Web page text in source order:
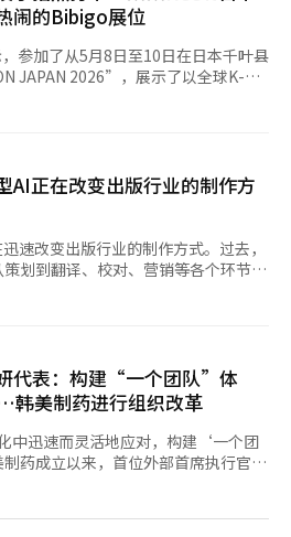
持续扩大。
了榉树和蕨类植物，展现了森林的深
喷洒的‘UFB冷却雾系统’，让人感
空间策划
尔森林散步时，自然地参观这个空
空间”，“拍照点很多，氛围很时
车的家庭在内，各个年龄层的游客都
然接触宰品牌的活动”，“专注于在
创造一个可以长时间停留的空间。”
1日至12日，‘伊丽莎白森林’的访客
后，该空间将捐赠给首尔市，尽管快
间。 距离首尔森林步行
室内体验空间‘哈乌斯·宰’正在运
战略整治区1地块的宣传馆进行重新品
’。在这里可以详细查看2031年计
型模型图。接下来的‘设施区’被布
部分的‘单元区’则可以间接体验到
放窗结构实现的全景视图技术，目前
香器的感官演绎也引人注目。与教保
空中酒吧派对、儿童区和育儿服务、
到3184亿韩元，创下历史季度最高纪
战2》销售额的贡献以及今年2月发
得PC游戏销售额同比增长210%，环
有游戏中表现最好的作品。《天堂
亿韩元，发布90天的累计销售额为
此，坚信每个季度的销售和营业利润
三个月后，月活跃用户、日活跃用户
持稳定，尤其是新服务器“巴拉卡
变化也值得关
不仅吸引了原有的中年用户，还吸引
现象在长期服务方面是积极的，表
整体《天堂》IP的用户基础和销售额
代表表示：“我们计划通过6月发布
，重新吸引回归用户。”全球发布定
节，进行全面营销。 NC表示，
标显示出比其他服务更好的表现。然
机MMORPG的竞争激烈，韩国和台湾
验证。当地化质量、收费结构和在线
闹的Bibigo展位
参加了从5月8日至10日在日本千叶县
JAPAN 2026”，展示了以全球K-食
组合“Zero
注。 在Bibigo美食车区
和米醋的套餐菜单。美食车前排起了
将日本视为K-食
正在加强当地的市场攻势。去年9
韩元，在日本千叶县木更津市建成
品行业首次在日本建立生产设施。
饺子饺子”在上市首月的3月创
迅速进入了6000多家主要零售渠道。
，包括永旺、唐吉诃德、好市多等。
通过此次KCON现场，我们感受到了
，未来将通过多样的营销活动，进
食品品牌的地位。”※ 本报道经人工
AI正在改变出版行业的制作方
速改变出版行业的制作方式。过去，
划到翻译、校对、营销等各个环节，
和协作结构的重组，行业的变化正在
程正在迅速变化。AI的应用已超越简
料调查、初稿撰写、翻译、校对、摘
。 尤其是，随着社会热
迅速出版的案例增多，AI的应用潜力
相关资料和整理稿件需要相当长的时
初稿撰写的速度大大缩短。 分析认
作的速度竞争。一些电子书和实用书
短，尤其是在电子书和网络小说市
应速度变得愈加重要，AI的应用也随
代表：构建“一个团队”体
美制药进行组织改革
中迅速而灵活地应对，构建‘一个团
药成立以来，首位外部首席执行官
动了体质改善的步伐。这一决定旨在
的总部组织，推出了“部门制”。据韩